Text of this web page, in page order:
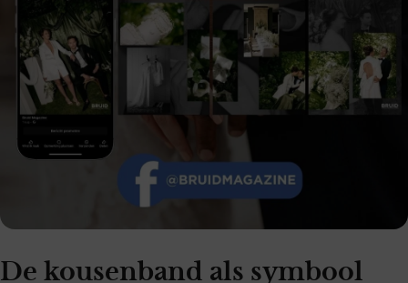
De kousenband als symbool